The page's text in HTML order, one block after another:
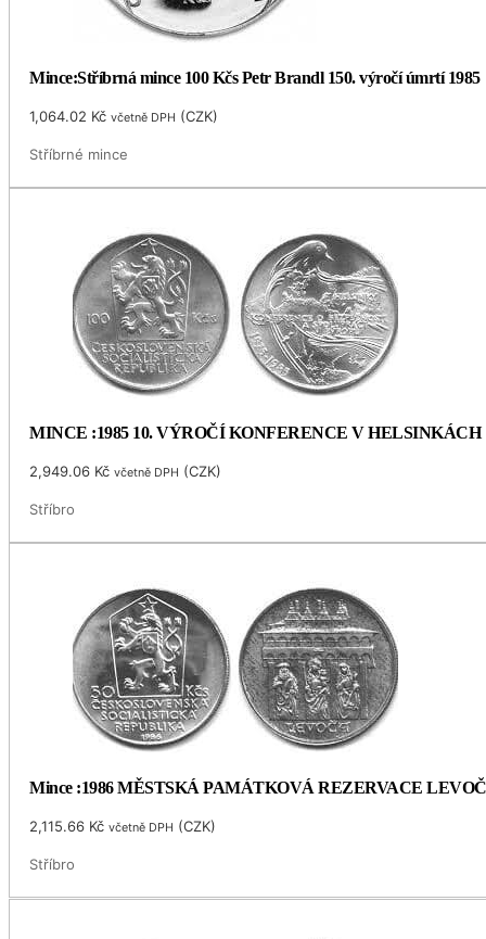
Mince:Stříbrná mince 100 Kčs Petr Brandl 150. výročí úmrtí 1985
1,064.02 Kč včetně DPH (CZK)
Stříbrné mince
MINCE :1985 10. VÝROČÍ KONFERENCE V HELSINKÁCH
2,949.06 Kč včetně DPH (CZK)
Stříbro
Mince :1986 MĚSTSKÁ PAMÁTKOVÁ REZERVACE
2,115.66 Kč včetně DPH (CZK)
Stříbro